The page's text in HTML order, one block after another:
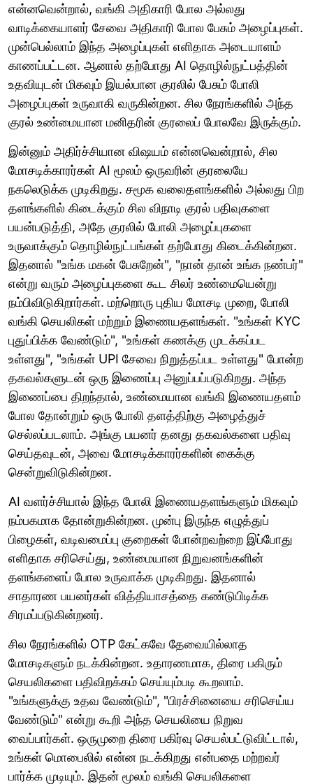
என்னவென்றால், வங்கி அதிகாரி போல அல்லது
வாடிக்கையாளர் சேவை அதிகாரி போல பேசும் அழைப்புகள்.
முன்பெல்லாம் இந்த அழைப்புகள் எளிதாக அடையாளம்
காணப்பட்டன. ஆனால் தற்போது AI தொழில்நுட்பத்தின்
உதவியுடன் மிகவும் இயல்பான குரலில் பேசும் போலி
அழைப்புகள் உருவாகி வருகின்றன. சில நேரங்களில் அந்த
குரல் உண்மையான மனிதரின் குரலைப் போலவே இருக்கும்.
இன்னும் அதிர்ச்சியான விஷயம் என்னவென்றால், சில
மோசடிக்காரர்கள் AI மூலம் ஒருவரின் குரலையே
நகலெடுக்க முடிகிறது. சமூக வலைதளங்களில் அல்லது பிற
தளங்களில் கிடைக்கும் சில விநாடி குரல் பதிவுகளை
பயன்படுத்தி, அதே குரலில் போலி அழைப்புகளை
உருவாக்கும் தொழில்நுட்பங்கள் தற்போது கிடைக்கின்றன.
இதனால் "உங்க மகன் பேசுறேன்", "நான் தான் உங்க நண்பர்"
என்று வரும் அழைப்புகளை கூட சிலர் உண்மையென்று
நம்பிவிடுகிறார்கள். மற்றொரு புதிய மோசடி முறை, போலி
வங்கி செயலிகள் மற்றும் இணையதளங்கள். "உங்கள் KYC
புதுப்பிக்க வேண்டும்", "உங்கள் கணக்கு முடக்கப்பட
உள்ளது", "உங்கள் UPI சேவை நிறுத்தப்பட உள்ளது" போன்ற
தகவல்களுடன் ஒரு இணைப்பு அனுப்பப்படுகிறது. அந்த
இணைப்பை திறந்தால், உண்மையான வங்கி இணையதளம்
போல தோன்றும் ஒரு போலி தளத்திற்கு அழைத்துச்
செல்லப்படலாம். அங்கு பயனர் தனது தகவல்களை பதிவு
செய்தவுடன், அவை மோசடிக்காரர்களின் கைக்கு
சென்றுவிடுகின்றன.
AI வளர்ச்சியால் இந்த போலி இணையதளங்களும் மிகவும்
நம்பகமாக தோன்றுகின்றன. முன்பு இருந்த எழுத்துப்
பிழைகள், வடிவமைப்பு குறைகள் போன்றவற்றை இப்போது
எளிதாக சரிசெய்து, உண்மையான நிறுவனங்களின்
தளங்களைப் போல உருவாக்க முடிகிறது. இதனால்
சாதாரண பயனர்கள் வித்தியாசத்தை கண்டுபிடிக்க
சிரமப்படுகின்றனர்.
சில நேரங்களில் OTP கேட்கவே தேவையில்லாத
மோசடிகளும் நடக்கின்றன. உதாரணமாக, திரை பகிரும்
செயலிகளை பதிவிறக்கம் செய்யும்படி கூறலாம்.
"உங்களுக்கு உதவ வேண்டும்", "பிரச்சினையை சரிசெய்ய
வேண்டும்" என்று கூறி அந்த செயலியை நிறுவ
வைப்பார்கள். ஒருமுறை திரை பகிர்வு செயல்பட்டுவிட்டால்,
உங்கள் மொபைலில் என்ன நடக்கிறது என்பதை மற்றவர்
பார்க்க முடியும். இதன் மூலம் வங்கி செயலிகளை